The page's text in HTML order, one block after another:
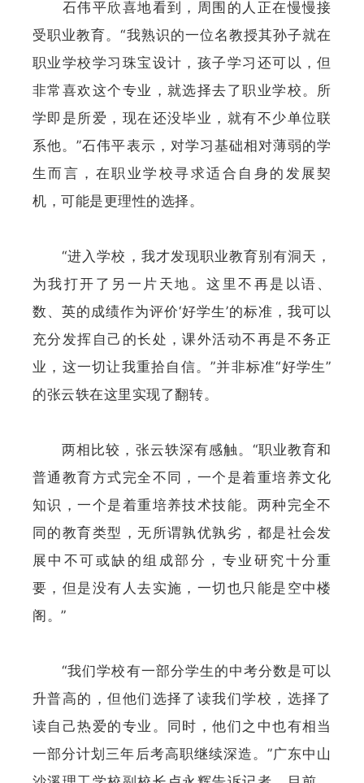
石伟平欣喜地看到，周围的人正在慢慢接
受职业教育。“我熟识的一位名教授其孙子就在
职业学校学习珠宝设计，孩子学习还可以，但
非常喜欢这个专业，就选择去了职业学校。所
学即是所爱，现在还没毕业，就有不少单位联
系他。”石伟平表示，对学习基础相对薄弱的学
生而言，在职业学校寻求适合自身的发展契
机，可能是更理性的选择。
“进入学校，我才发现职业教育别有洞天，
为我打开了另一片天地。这里不再是以语、
数、英的成绩作为评价‘好学生’的标准，我可以
充分发挥自己的长处，课外活动不再是不务正
业，这一切让我重拾自信。”并非标准“好学生”
的张云轶在这里实现了翻转。
两相比较，张云轶深有感触。“职业教育和
普通教育方式完全不同，一个是着重培养文化
知识，一个是着重培养技术技能。两种完全不
同的教育类型，无所谓孰优孰劣，都是社会发
展中不可或缺的组成部分，专业研究十分重
要，但是没有人去实施，一切也只能是空中楼
阁。”
“我们学校有一部分学生的中考分数是可以
升普高的，但他们选择了读我们学校，选择了
读自己热爱的专业。同时，他们之中也有相当
一部分计划三年后考高职继续深造。”广东中山